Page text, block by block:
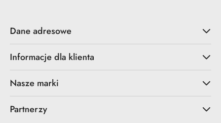
Dane adresowe
Informacje dla klienta
Nasze marki
Partnerzy